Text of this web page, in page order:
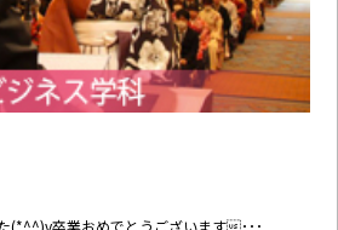
(*^^)v卒業おめでとうございます･･･